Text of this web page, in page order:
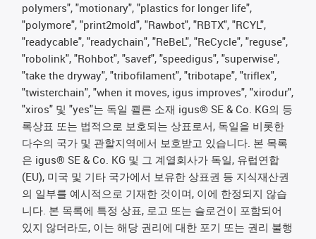
polymers", "motionary", "plastics for longer life",
"polymore", "print2mold", "Rawbot", "RBTX", "RCYL",
"readycable", "readychain", "ReBeL", "ReCycle", "reguse",
"robolink", "Rohbot", "savef", "speedigus", "superwise",
"take the dryway", "tribofilament", "tribotape", "triflex",
"twisterchain", "when it moves, igus improves", "xirodur",
"xiros" 및 "yes"는 독일 쾰른 소재 igus® SE & Co. KG의 등
록상표 또는 법적으로 보호되는 상표로서, 독일을 비롯한
다수의 국가 및 관할지역에서 보호받고 있습니다. 본 목록
은 igus® SE & Co. KG 및 그 계열회사가 독일, 유럽연합
(EU), 미국 및 기타 국가에서 보유한 상표권 등 지식재산권
의 일부를 예시적으로 기재한 것이며, 이에 한정되지 않습
니다. 본 목록에 특정 상표, 로고 또는 슬로건이 포함되어
있지 않더라도, 이는 해당 권리에 대한 포기 또는 권리 불행